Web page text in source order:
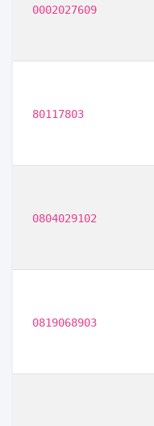
0002027609
80117803
0804029102
0819068903